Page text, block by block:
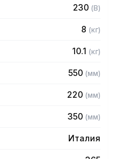
стали для
230 (В)
8 (кг)
10.1 (кг)
550 (мм)
220 (мм)
350 (мм)
Италия